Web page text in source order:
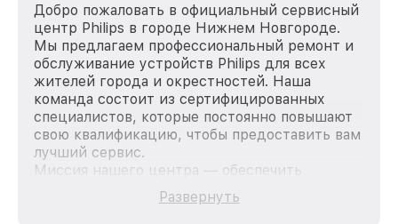
Добро пожаловать в официальный сервисный
центр Philips в городе Нижнем Новгороде.
Мы предлагаем профессиональный ремонт и
обслуживание устройств Philips для всех
жителей города и окрестностей. Наша
команда состоит из сертифицированных
специалистов, которые постоянно повышают
свою квалификацию, чтобы предоставить вам
лучший сервис.
Миссия нашего центра — обеспечить
качественный и доступный ремонт для
каждого пользователя продукции Philips, вне
Развернуть